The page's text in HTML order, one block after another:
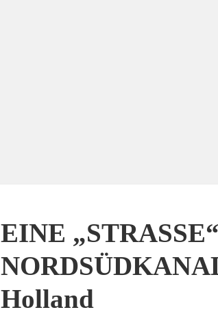
EINE
Holland